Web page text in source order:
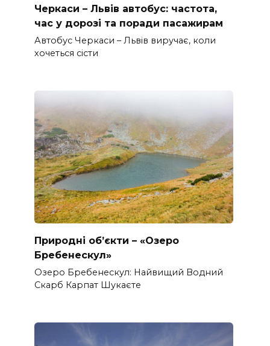
Черкаси – Львів автобус: частота,
час у дорозі та поради пасажирам
Автобус Черкаси – Львів виручає, коли
хочеться сісти
Природні об’єкти – «Озеро
Бребенескул»
Озеро Бребенескул: Найвищий Водний
Скарб Карпат Шукаєте